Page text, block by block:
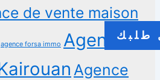
طلبك
de vente maison
agence forsa immo Agence
Agence